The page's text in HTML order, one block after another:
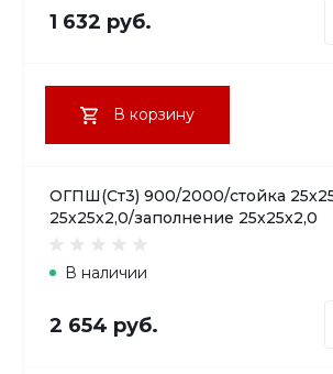
1 632 руб.
В корзину
ОГПШ(Ст3) 900/2000/стойка
25х25х2,0/заполнение 25х25х2,0
В наличии
2 654 руб.